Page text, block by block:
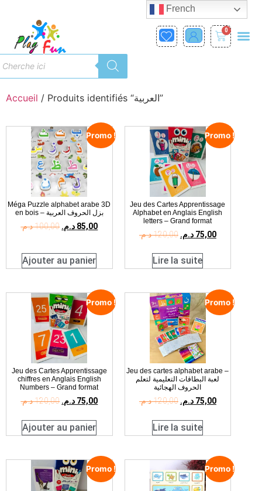
0
Accueil / Produits identifiés “العربية”
Promo !
Méga Puzzle alphabet arabe 3D
en bois – بزل الحروف العربية
100,00د.م. 85,00 د.م.
Ajouter au panier
Promo !
Jeu des Cartes Apprentissage
Alphabet en Anglais English
letters – Grand format
120,00د.م. 75,00 د.م.
Lire la suite
Promo !
Jeu des Cartes Apprentissage
chiffres en Anglais English
Numbers – Grand format
120,00د.م. 75,00 د.م.
Ajouter au panier
Promo !
Jeu des cartes alphabet arabe –
لعبة البطاقات التعليمية لتعلم
الحروف الهجائية
120,00د.م. 75,00 د.م.
Lire la suite
Promo ! Promo !
French